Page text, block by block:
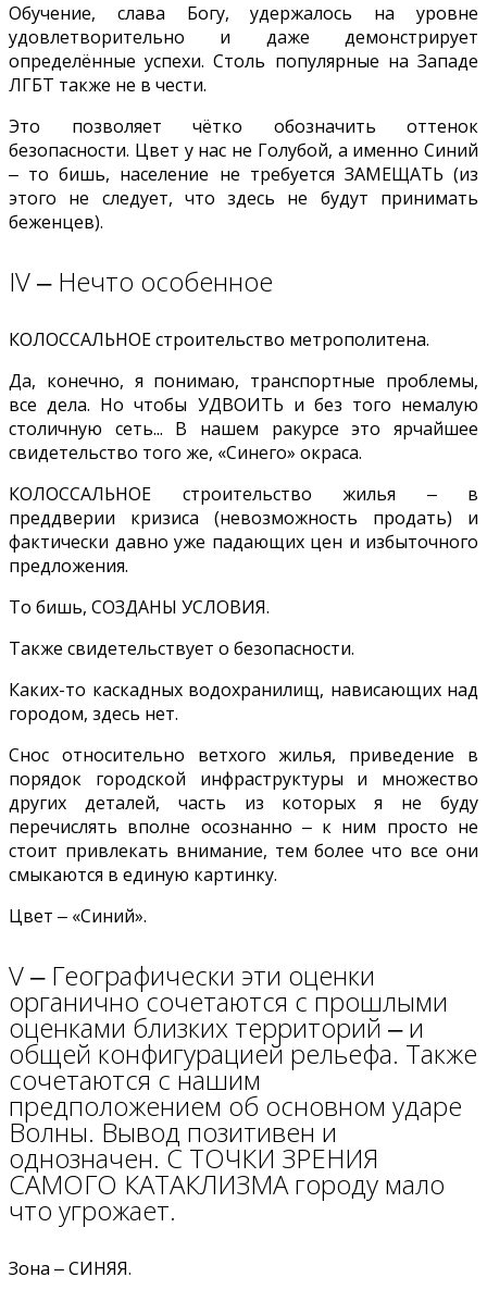
Обучение, слава Богу, удержалось на уровне
удовлетворительно и даже демонстрирует
определённые успехи. Столь популярные на Западе
ЛГБТ также не в чести.
Это позволяет чётко обозначить оттенок
безопасности. Цвет у нас не Голубой, а именно Синий
‒ то бишь, население не требуется ЗАМЕЩАТЬ (из
этого не следует, что здесь не будут принимать
беженцев).
IV ‒ Нечто особенное
КОЛОССАЛЬНОЕ строительство метрополитена.
Да, конечно, я понимаю, транспортные проблемы,
все дела. Но чтобы УДВОИТЬ и без того немалую
столичную сеть... В нашем ракурсе это ярчайшее
свидетельство того же, «Синего» окраса.
КОЛОССАЛЬНОЕ строительство жилья ‒ в
преддверии кризиса (невозможность продать) и
фактически давно уже падающих цен и избыточного
предложения.
То бишь, СОЗДАНЫ УСЛОВИЯ.
Также свидетельствует о безопасности.
Каких-то каскадных водохранилищ, нависающих над
городом, здесь нет.
Снос относительно ветхого жилья, приведение в
порядок городской инфраструктуры и множество
других деталей, часть из которых я не буду
перечислять вполне осознанно ‒ к ним просто не
стоит привлекать внимание, тем более что все они
смыкаются в единую картинку.
Цвет ‒ «Синий».
V ‒ Географически эти оценки
органично сочетаются с прошлыми
оценками близких территорий ‒ и
общей конфигурацией рельефа. Также
сочетаются с нашим
предположением об основном ударе
Волны. Вывод позитивен и
однозначен. С ТОЧКИ ЗРЕНИЯ
САМОГО КАТАКЛИЗМА городу мало
что угрожает.
Зона ‒ СИНЯЯ.